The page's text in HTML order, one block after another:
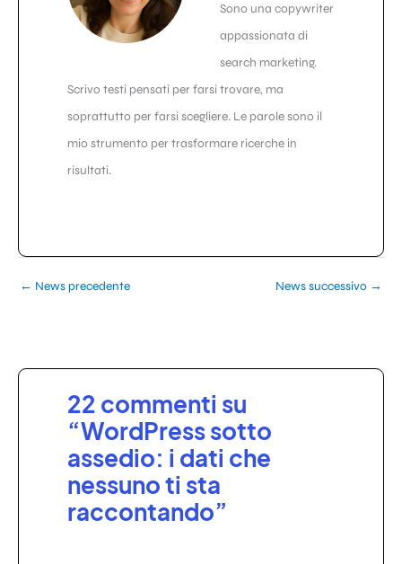
Sono una copywriter
appassionata di
search marketing.
Scrivo testi pensati per farsi trovare, ma
soprattutto per farsi scegliere. Le parole sono il
mio strumento per trasformare ricerche in
risultati.
← News precedente News successivo →
22 commenti su
“WordPress sotto
assedio: i dati che
nessuno ti sta
raccontando”